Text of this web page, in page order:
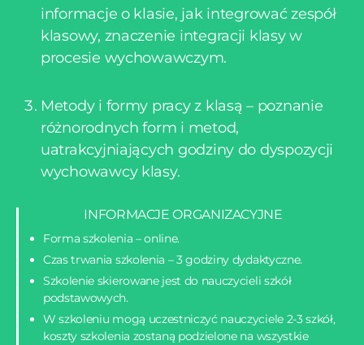
informacje o klasie, jak integrować zespół
klasowy, znaczenie integracji klasy w
procesie wychowawczym.
Metody i formy pracy z klasą – poznanie
różnorodnych form i metod,
uatrakcyjniających godziny do dyspozycji
wychowawcy klasy.
INFORMACJE ORGANIZACYJNE
Forma szkolenia – online.
Czas trwania szkolenia – 3 godziny dydaktyczne.
Szkolenie skierowane jest do nauczycieli szkół
podstawowych.
W szkoleniu mogą uczestniczyć nauczyciele 2-3 szkół,
koszty szkolenia zostaną podzielone na wszystkie